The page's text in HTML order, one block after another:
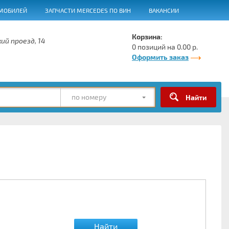
ЗАПЧАСТИ MERCEDES ПО ВИН ВАКАНСИИ
проезд, 14
Корзина:
0 позиций на 0.00 р.
Оформить заказ
по номеру
Найти